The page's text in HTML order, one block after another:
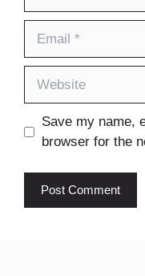
Save my name,
browser for the